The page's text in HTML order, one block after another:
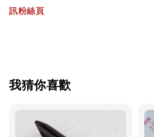
訊粉絲頁
我猜你喜歡